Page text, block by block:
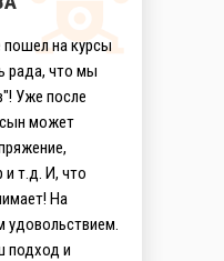
пошел на курсы
рада, что мы
Уже после
сын может
и т.д. И, что
На
удовольствием.
подход и